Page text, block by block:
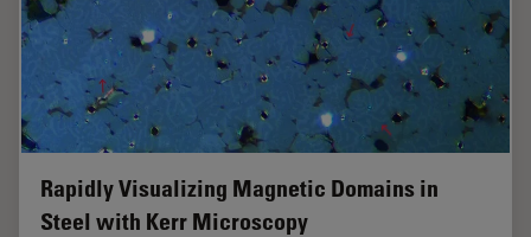
Rapidly Visualizing Magnetic Domains in
Steel with Kerr Microscopy